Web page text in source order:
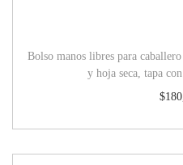
Bolso manos libres para
y hoja seca, tapa
$